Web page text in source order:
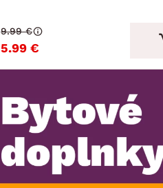
5.99 €
9.99 €